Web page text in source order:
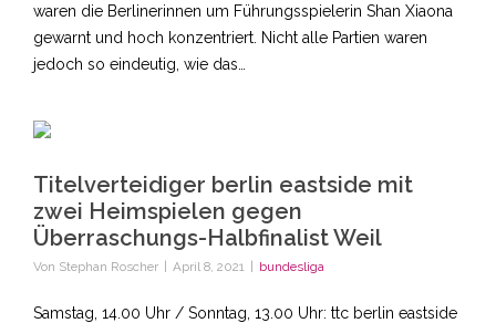
waren die Berlinerinnen um Führungsspielerin Shan Xiaona
gewarnt und hoch konzentriert. Nicht alle Partien waren
jedoch so eindeutig, wie das…
Titelverteidiger berlin eastside mit
zwei Heimspielen gegen
Überraschungs-Halbfinalist Weil
Von Stephan Roscher April 8, 2021 bundesliga
Samstag, 14.00 Uhr / Sonntag, 13.00 Uhr: ttc berlin eastside